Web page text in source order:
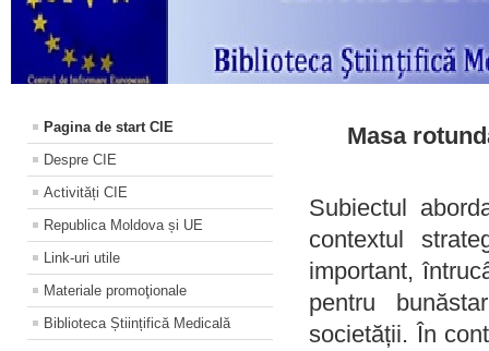
Pagina de start CIE
Despre CIE
Activități CIE
Republica Moldova și UE
Link-uri utile
Materiale promoţionale
Biblioteca Științifică Medicală
Masa
Subiectul
contextul
important,
pentru
societății. În